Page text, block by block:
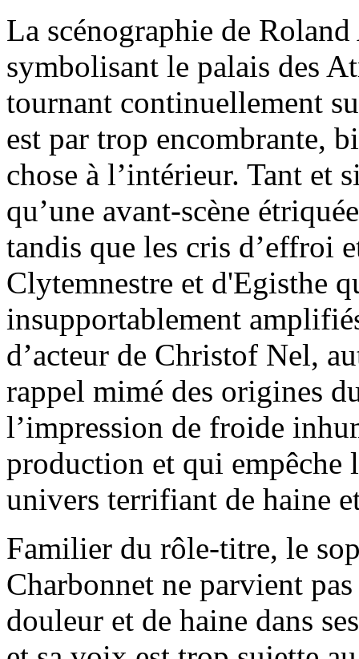
La scénographie de
symbolisant le palais des
tournant continuellement
est par trop encombrante,
chose à l’intérieur. Tant et
qu’une avant-scène
tandis que les cris d’effroi
Clytemnestre et d'Egisthe
insupportablement
d’acteur de Christof Nel,
rappel mimé des origines
l’impression de froide
production et qui empêche
univers terrifiant de haine
Familier du rôle-titre, le
Charbonnet ne parvient
douleur et de haine dans